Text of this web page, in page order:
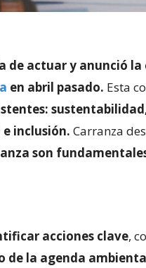
de actuar y anunció la
en abril pasado. Esta
inclusión. Carranza
son
acciones clave,
de la agenda